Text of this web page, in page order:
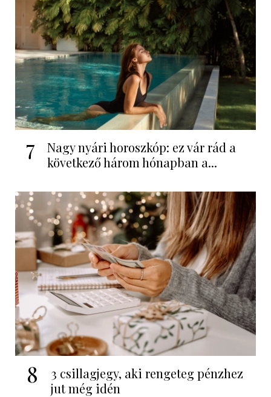
7
Nagy nyári horoszkóp: ez vár rád a
következő három hónapban a...
8
3 csillagjegy, aki rengeteg pénzhez
jut még idén